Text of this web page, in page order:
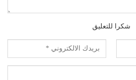
شكرا للتعليق